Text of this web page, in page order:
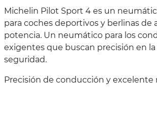
Michelin Pilot Sport 4 es un
para coches deportivos y berlinas de
potencia. Un neumático para los
exigentes que buscan precisión en
seguridad.
Precisión de conducción y excelente